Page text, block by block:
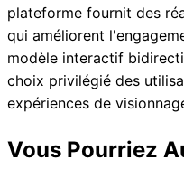
plateforme fournit des
qui améliorent
modèle interactif
choix privilégié des
expériences de
Vous Pourriez